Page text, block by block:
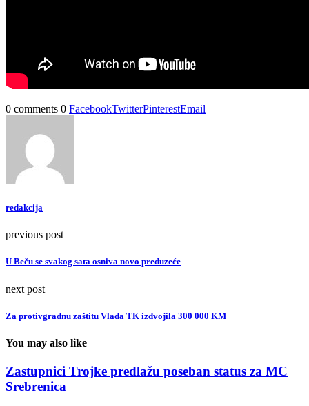
0 comments 0 FacebookTwitterPinterestEmail
redakcija
previous post
U Beču se svakog sata osniva novo preduzeće
next post
Za protivgradnu zaštitu Vlada TK izdvojila 300 000 KM
You may also like
Zastupnici Trojke predlažu poseban status za MC
Srebrenica